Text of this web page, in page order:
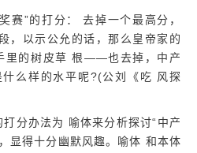
赛”的打分： 去掉一个最高分，
，以示公允的话，那么皇帝家的
的树皮草 根——也去掉，中产
么样的水平呢?(公刘《吃 风探
打分办法为 喻体来分析探讨“中产
显得十分幽默风趣。喻体 和本体